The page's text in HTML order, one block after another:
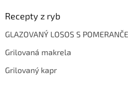
Recepty z ryb
GLAZOVANÝ LOSOS S
Grilovaná makrela
Grilovaný kapr